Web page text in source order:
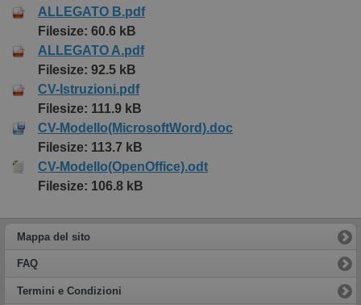
ALLEGATO B.pdf
Filesize: 60.6 kB
ALLEGATO A.pdf
Filesize: 92.5 kB
CV-Istruzioni.pdf
Filesize: 111.9 kB
CV-Modello(MicrosoftWord).doc
Filesize: 113.7 kB
CV-Modello(OpenOffice).odt
Filesize: 106.8 kB
Mappa del sito
FAQ
Termini e Condizioni